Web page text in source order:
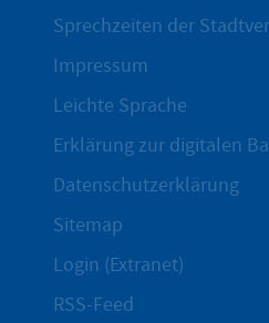
Sprechzeiten der
Impressum
Leichte Sprache
Erklärung zur digitalen
Datenschutzerklärung
Sitemap
Login (Extranet)
RSS-Feed